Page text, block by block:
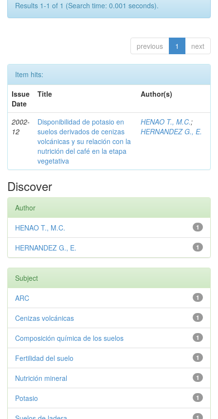
Results 1-1 of 1 (Search time: 0.001 seconds).
previous 1 next
Item hits:
Issue
Date
Title Author(s)
2002-
12
Disponibilidad de potasio en
suelos derivados de cenizas
volcánicas y su relación con la
nutrición del café en la etapa
vegetativa
HENAO T., M.C.;
HERNANDEZ G., E.
Discover
Author
1
HENAO T., M.C.
1
HERNANDEZ G., E.
Subject
1
ARC
1
Cenizas volcánicas
1
Composición química de los suelos
1
Fertilidad del suelo
1
Nutrición mineral
1
Potasio